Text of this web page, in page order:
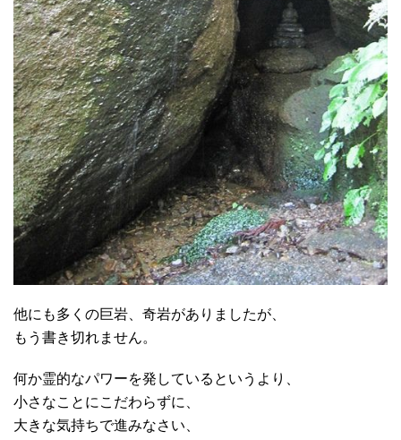
他にも多くの巨岩、奇岩がありましたが、
もう書き切れません。
何か霊的なパワーを発しているというより、
小さなことにこだわらずに、
大きな気持ちで進みなさい、